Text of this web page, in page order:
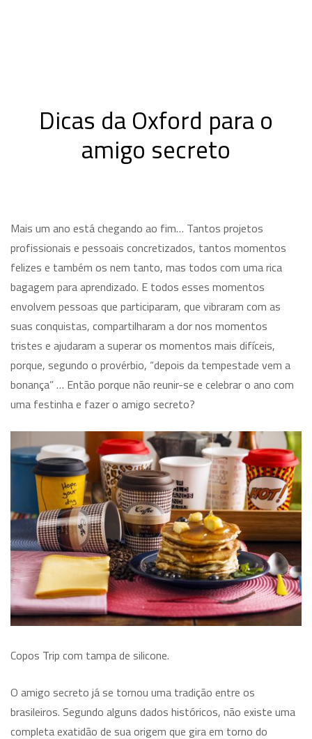
Dicas da Oxford para o
amigo secreto
Mais um ano está chegando ao fim… Tantos projetos
profissionais e pessoais concretizados, tantos momentos
felizes e também os nem tanto, mas todos com uma rica
bagagem para aprendizado. E todos esses momentos
envolvem pessoas que participaram, que vibraram com as
suas conquistas, compartilharam a dor nos momentos
tristes e ajudaram a superar os momentos mais difíceis,
porque, segundo o provérbio, “depois da tempestade vem a
bonança” … Então porque não reunir-se e celebrar o ano com
uma festinha e fazer o amigo secreto?
Copos Trip com tampa de silicone.
O amigo secreto já se tornou uma tradição entre os
brasileiros. Segundo alguns dados históricos, não existe uma
completa exatidão de sua origem que gira em torno do